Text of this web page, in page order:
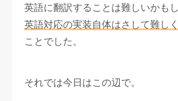
英語に翻訳することは難しいかも
英語対応の実装自体はさして難し
ことでした。
それでは今日はこの辺で。